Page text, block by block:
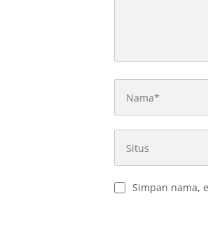
Simpan nama,